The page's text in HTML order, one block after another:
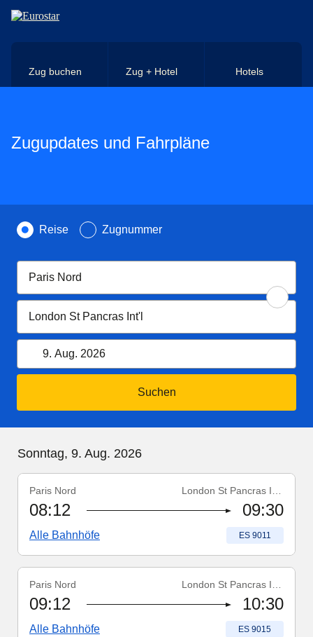
Direkt zum Hauptinhalt
Zug buchen Zug + Hotel Hotels
Zugupdates und Fahrpläne
Suche nach
Reise Zugnummer
9. Aug. 20269. August 2026
Kalender öffnen
Suchen
Sonntag, 9. Aug. 2026Sonntag, 9. August 2026
Zugnummer:
ES 9011
Paris Nord
08:12 09:30
Alle Bahnhöfe Zugnummer
ES 9011
Zugnummer:
ES 9015
Paris Nord
09:12 10:30
Alle Bahnhöfe Zugnummer
ES 9015